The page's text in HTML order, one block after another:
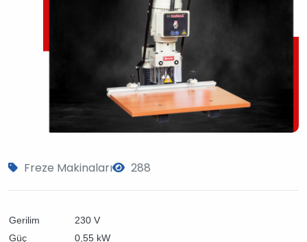
Freze Makinaları 288
Gerilim
230 V
Güç
0,55 kW